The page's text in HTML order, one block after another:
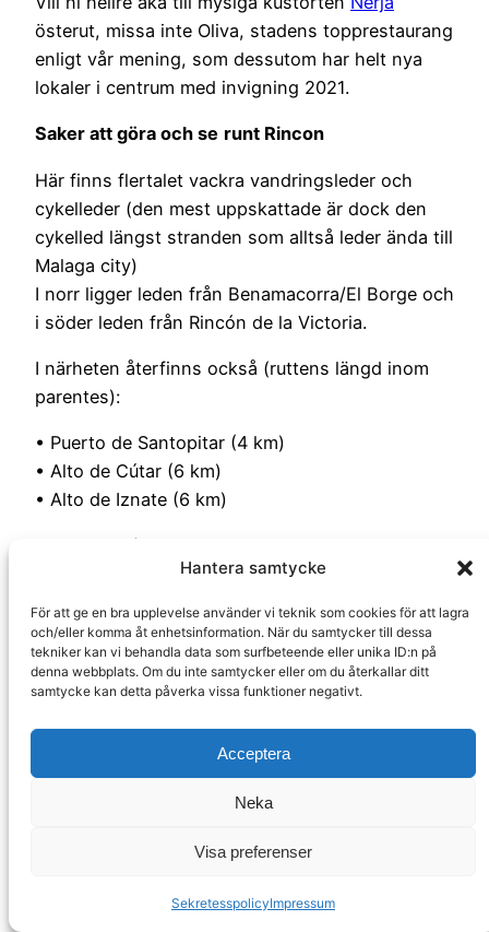
Hantera samtycke
För att ge en bra upplevelse använder vi teknik som cookies för att lagra
och/eller komma åt enhetsinformation. När du samtycker till dessa
tekniker kan vi behandla data som surfbeteende eller unika ID:n på
denna webbplats. Om du inte samtycker eller om du återkallar ditt
samtycke kan detta påverka vissa funktioner negativt.
Acceptera
Neka
Visa preferenser
SekretesspolicyImpressum
österut, missa inte Oliva, stadens topprestaurang
enligt vår mening, som dessutom har helt nya
lokaler i centrum med invigning 2021.
Saker att göra och se runt Rincon
Här finns flertalet vackra vandringsleder och
cykelleder (den mest uppskattade är dock den
cykelled längst stranden som alltså leder ända till
Malaga city)
I norr ligger leden från Benamacorra/El Borge och
i söder leden från Rincón de la Victoria.
I närheten återfinns också (ruttens längd inom
parentes):
• Puerto de Santopitar (4 km)
• Alto de Cútar (6 km)
• Alto de Iznate (6 km)
• Comares (8 km)
• Puerto del León (11 km)
• León (11 km)
• Alto de Zambra (21 km)
• Puerto de Puerto (22 km)
• Puerto del Sol (22 km)
• Puerto de Zafarrya (23 km)
Rincon är porten till Axarquia, ett av Spaniens
vackraste områden. ”Sol och avokado”-rutten är
är en härlig väg som
slingrar sig genom Malagas ytterområden kantad